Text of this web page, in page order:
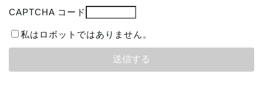
CAPTCHA コード
私はロボットではありません。
本の読み方